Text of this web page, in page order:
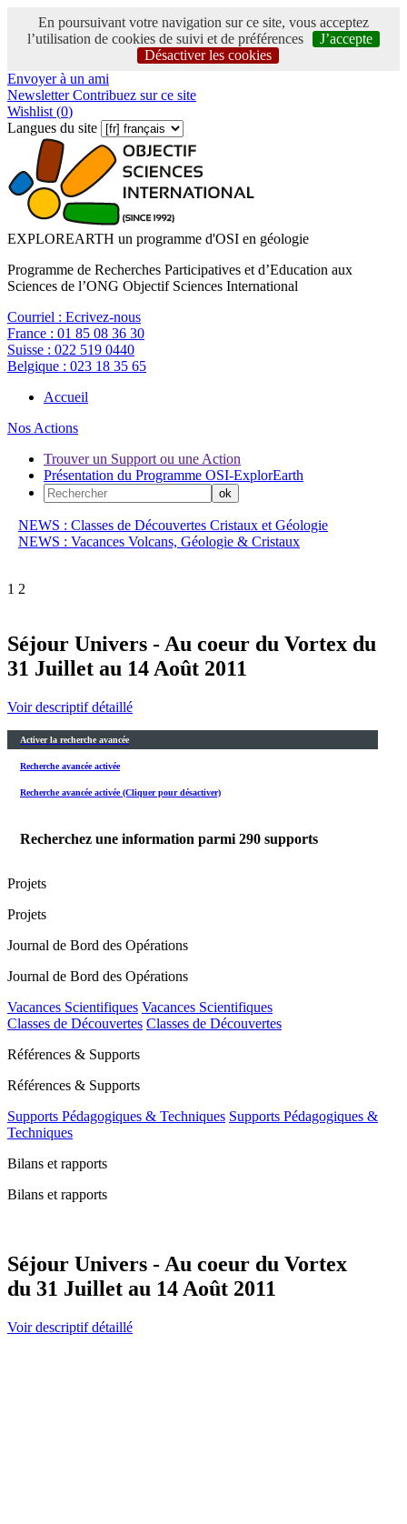
En poursuivant votre navigation sur ce site, vous acceptez
l’utilisation de cookies de suivi et de préférences
J’accepte
Désactiver les cookies
Envoyer à un ami
NewsletterContribuez sur ce site
Wishlist (0)
Langues du site
EXPLOREARTH un programme d'OSI en géologie
Programme de Recherches Participatives et d’Education aux
Sciences de l’ONG Objectif Sciences International
Courriel : Ecrivez-nous
France : 01 85 08 36 30
Suisse : 022 519 0440
Belgique : 023 18 35 65
Accueil
Nos Actions
Trouver un Support ou une Action
Présentation du Programme OSI-ExplorEarth
NEWS : Classes de Découvertes Cristaux et Géologie
NEWS : Vacances Volcans, Géologie & Cristaux
1 2
Séjour Univers - Au coeur du Vortex du
31 Juillet au 14 Août 2011
Voir descriptif détaillé
Activer la recherche avancée
Recherche avancée activée
Recherche avancée activée (Cliquer pour désactiver)
Recherchez une information parmi 290 supports
Projets
Projets
Journal de Bord des Opérations
Journal de Bord des Opérations
Vacances Scientifiques Vacances Scientifiques
Classes de Découvertes Classes de Découvertes
Références & Supports
Références & Supports
Supports Pédagogiques & Techniques Supports Pédagogiques &
Techniques
Bilans et rapports
Bilans et rapports
Séjour Univers - Au coeur du Vortex
du 31 Juillet au 14 Août 2011
Voir descriptif détaillé